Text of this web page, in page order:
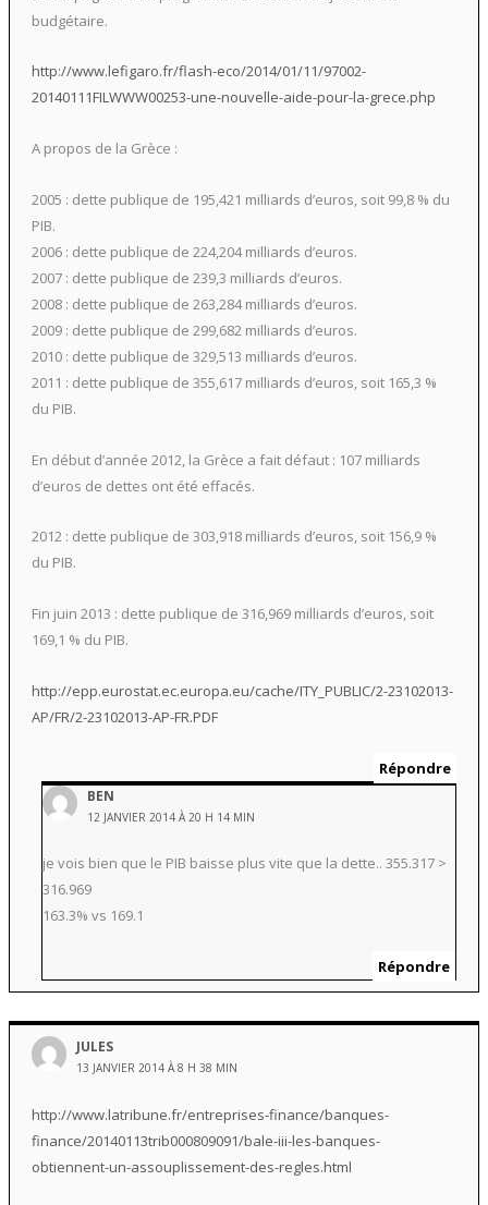
budgétaire.
http://www.lefigaro.fr/flash-eco/2014/01/11/97002-
20140111FILWWW00253-une-nouvelle-aide-pour-la-grece.php
A propos de la Grèce :
2005 : dette publique de 195,421 milliards d’euros, soit 99,8 % du
PIB.
2006 : dette publique de 224,204 milliards d’euros.
2007 : dette publique de 239,3 milliards d’euros.
2008 : dette publique de 263,284 milliards d’euros.
2009 : dette publique de 299,682 milliards d’euros.
2010 : dette publique de 329,513 milliards d’euros.
2011 : dette publique de 355,617 milliards d’euros, soit 165,3 %
du PIB.
En début d’année 2012, la Grèce a fait défaut : 107 milliards
d’euros de dettes ont été effacés.
2012 : dette publique de 303,918 milliards d’euros, soit 156,9 %
du PIB.
Fin juin 2013 : dette publique de 316,969 milliards d’euros, soit
169,1 % du PIB.
http://epp.eurostat.ec.europa.eu/cache/ITY_PUBLIC/2-23102013-
AP/FR/2-23102013-AP-FR.PDF
Répondre
BEN
12 JANVIER 2014 À 20 H 14 MIN
je vois bien que le PIB baisse plus vite que la dette.. 355.317 >
316.969
163.3% vs 169.1
Répondre
JULES
13 JANVIER 2014 À 8 H 38 MIN
http://www.latribune.fr/entreprises-finance/banques-
finance/20140113trib000809091/bale-iii-les-banques-
obtiennent-un-assouplissement-des-regles.html